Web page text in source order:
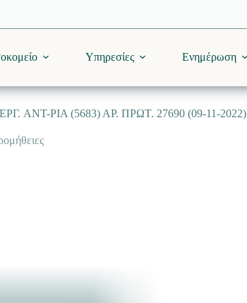
Υπηρεσίες Ενημέρωση
ΡΙΑ (5683) ΑΡ. ΠΡΩΤ. 27690 (09-11-2022)